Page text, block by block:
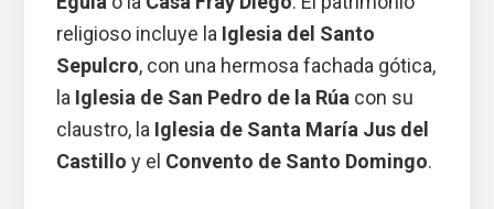
religioso incluye la Iglesia del Santo
Sepulcro, con una hermosa fachada gótica,
la Iglesia de San Pedro de la Rúa con su
claustro, la Iglesia de Santa María Jus del
Castillo y el Convento de Santo Domingo.